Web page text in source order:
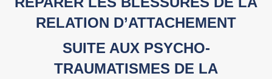
RELATION D’ATTACHEMENT
SUITE AUX PSYCHO-
TRAUMATISMES DE LA